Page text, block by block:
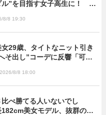
ル”を目指す女子高生に！ 映
8/8 19:30
29歳、タイトなニット引き
そ出し”コーデに反響「可愛
2026/8/8 18:00
比べ勝てる人いないでし
182cm美女モデル、抜群のプ